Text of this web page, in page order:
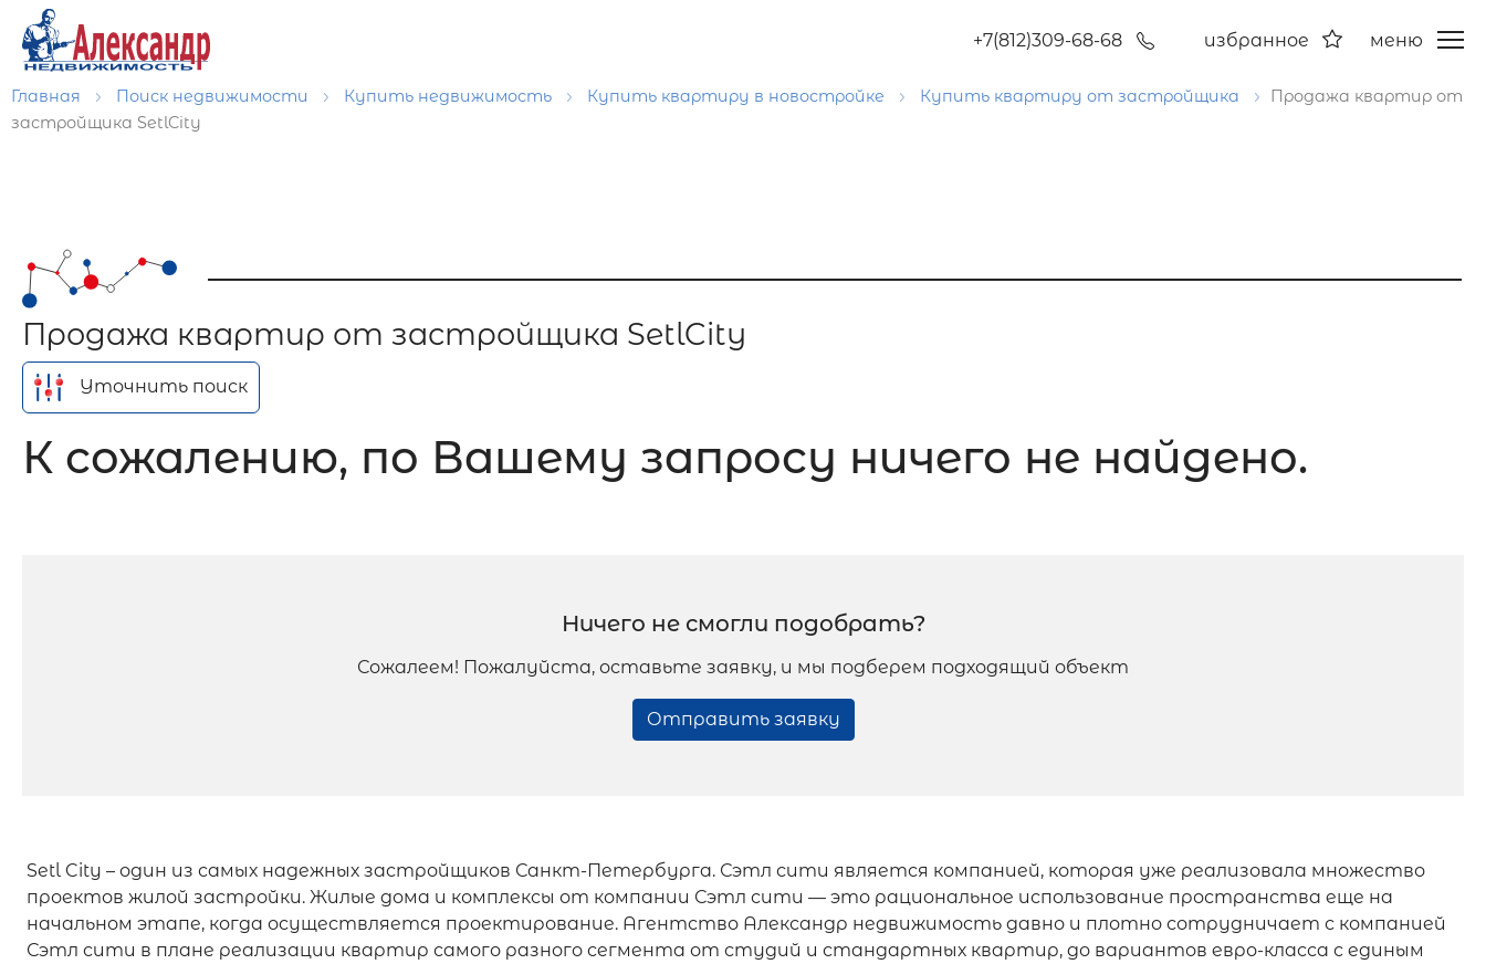
+7(812)309-68-68 избранное меню
Главная Поиск недвижимости Купить недвижимость Купить квартиру в новостройке Купить квартиру от застройщика
Продажа квартир от
застройщика SetlCity
Продажа квартир от застройщика SetlCity
Уточнить поиск
К сожалению, по Вашему запросу ничего не найдено.
Ничего не смогли подобрать?
Сожалеем! Пожалуйста, оставьте заявку, и мы подберем подходящий объект
Отправить заявку
Setl City – один из самых надежных застройщиков Санкт-Петербурга. Сэтл сити является компанией, которая уже реализовала множество
проектов жилой застройки. Жилые дома и комплексы от компании Сэтл сити — это рациональное использование пространства еще на
начальном этапе, когда осуществляется проектирование. Агентство Александр недвижимость давно и плотно сотрудничает с компанией
Сэтл сити в плане реализации квартир самого разного сегмента от студий и стандартных квартир, до вариантов евро-класса с единым